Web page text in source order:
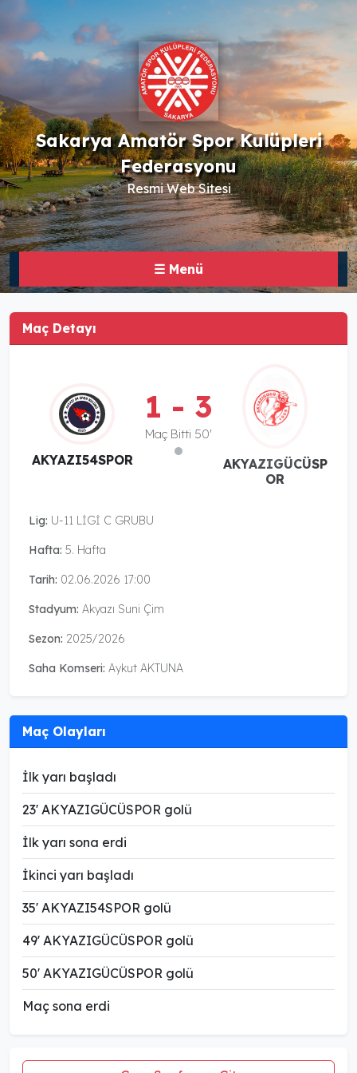
Sakarya Amatör Spor Kulüpleri
Federasyonu
Resmi Web Sitesi
☰ Menü
Maç Detayı
AKYAZI54SPOR
1 - 3
Maç Bitti 50'
AKYAZIGÜCÜSP
OR
Lig: U-11 LİGİ C GRUBU
Hafta: 5. Hafta
Tarih: 02.06.2026 17:00
Stadyum: Akyazı Suni Çim
Sezon: 2025/2026
Saha Komseri: Aykut AKTUNA
Maç Olayları
İlk yarı başladı
23' AKYAZIGÜCÜSPOR golü
İlk yarı sona erdi
İkinci yarı başladı
35' AKYAZI54SPOR golü
49' AKYAZIGÜCÜSPOR golü
50' AKYAZIGÜCÜSPOR golü
Maç sona erdi